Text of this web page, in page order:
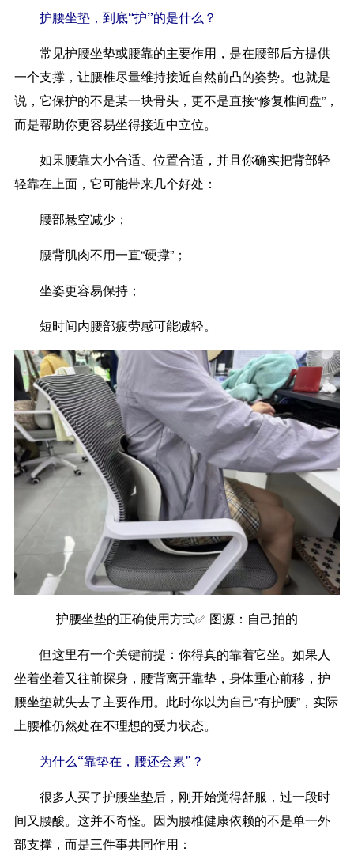
护腰坐垫，到底“护”的是什么？
常见护腰坐垫或腰靠的主要作用，是在腰部后方提供
一个支撑，让腰椎尽量维持接近自然前凸的姿势。也就是
说，它保护的不是某一块骨头，更不是直接“修复椎间盘”，
而是帮助你更容易坐得接近中立位。
如果腰靠大小合适、位置合适，并且你确实把背部轻
轻靠在上面，它可能带来几个好处：
腰部悬空减少；
腰背肌肉不用一直“硬撑”；
坐姿更容易保持；
短时间内腰部疲劳感可能减轻。
护腰坐垫的正确使用方式✅️ 图源：自己拍的
但这里有一个关键前提：你得真的靠着它坐。如果人
坐着坐着又往前探身，腰背离开靠垫，身体重心前移，护
腰坐垫就失去了主要作用。此时你以为自己“有护腰”，实际
上腰椎仍然处在不理想的受力状态。
为什么“靠垫在，腰还会累”？
很多人买了护腰坐垫后，刚开始觉得舒服，过一段时
间又腰酸。这并不奇怪。因为腰椎健康依赖的不是单一外
部支撑，而是三件事共同作用：